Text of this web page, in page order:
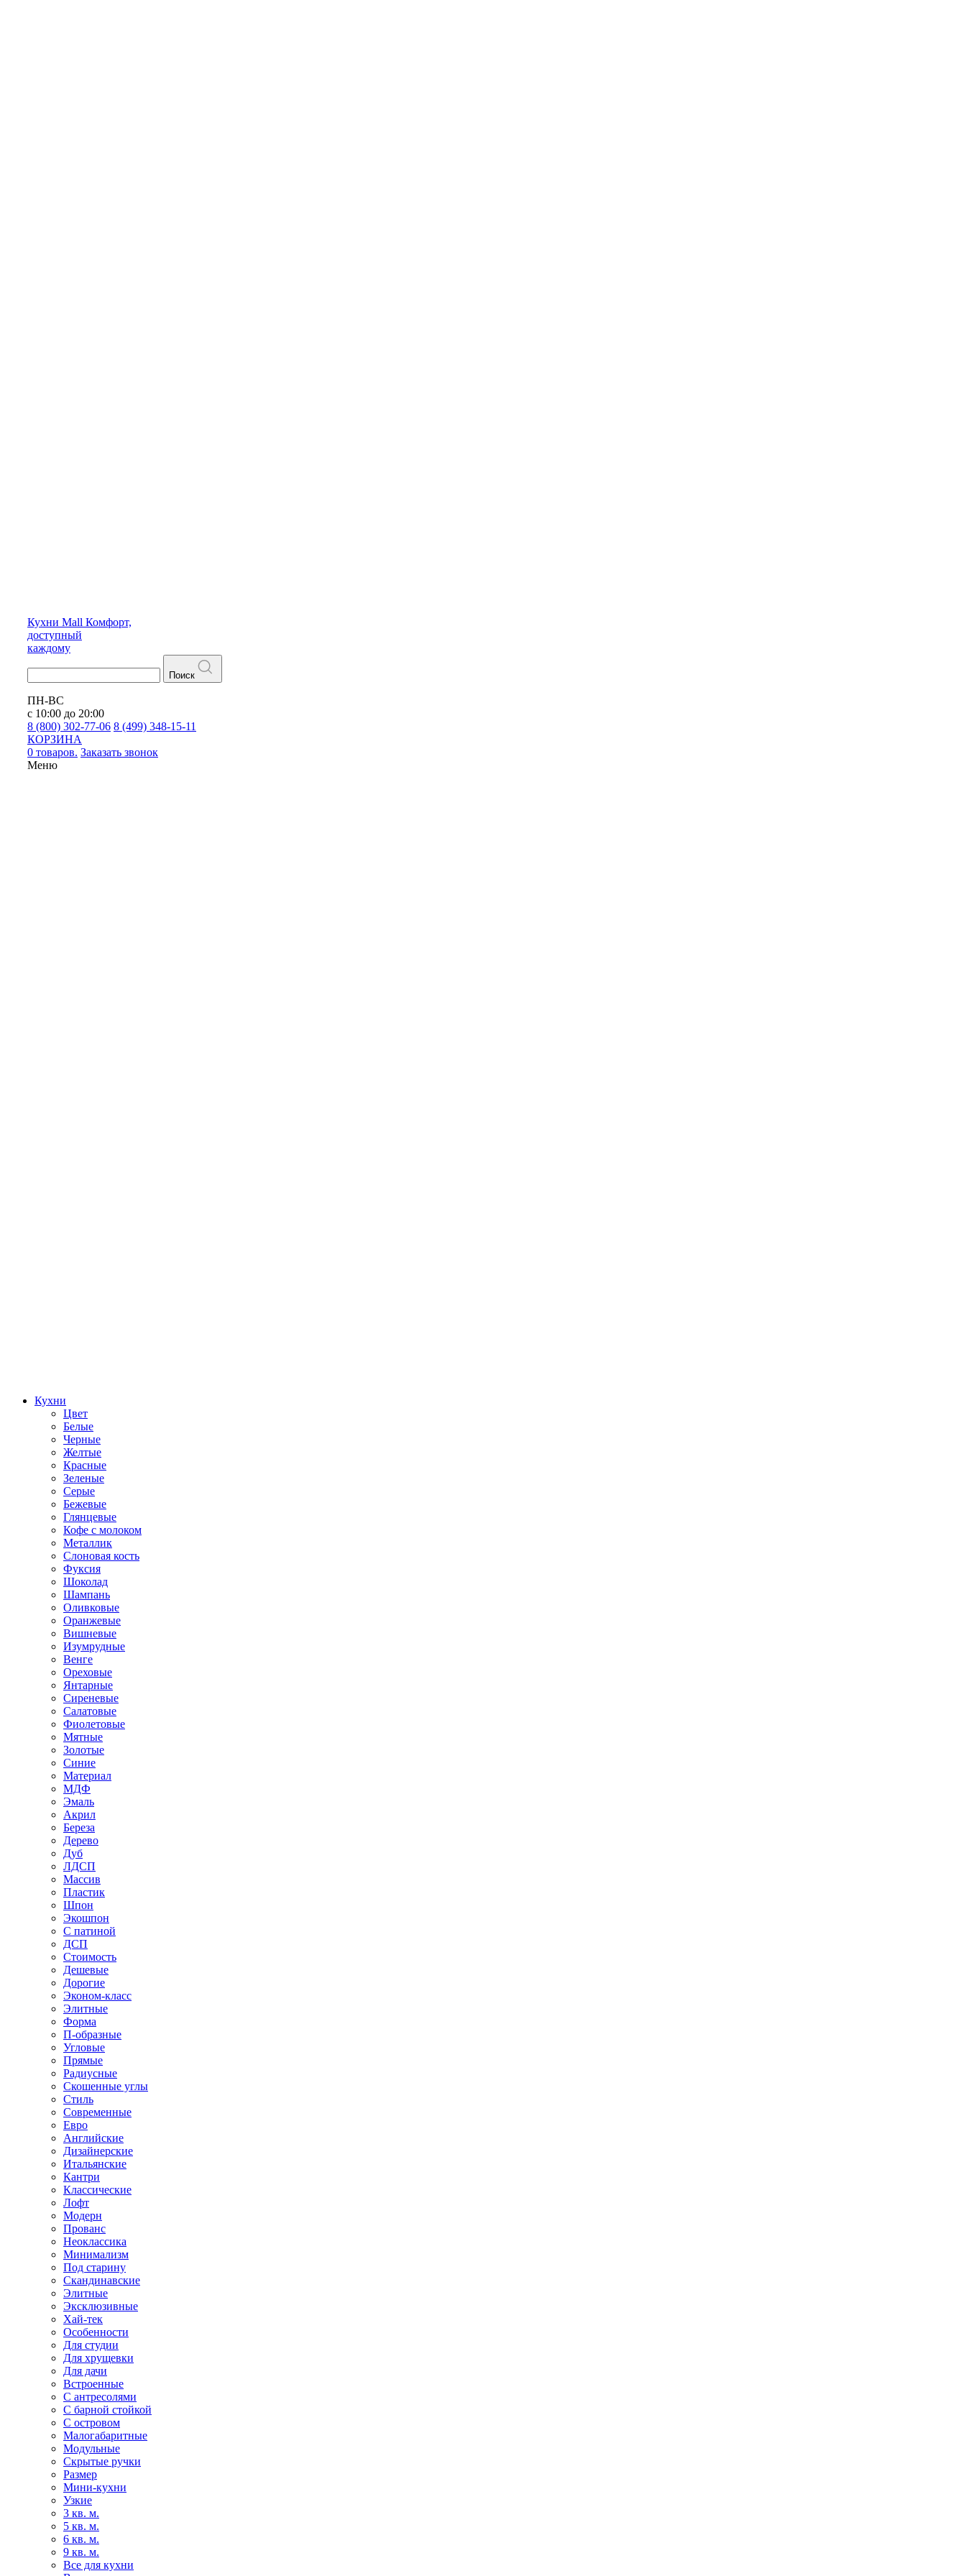
Кухни Mall Комфорт,
доступный
каждому
Поиск
ПН-ВС
с 10:00 до 20:00
8 (800) 302-77-06 8 (499) 348-15-11
КОРЗИНА
0 товаров. Заказать звонок
Меню
Кухни
Цвет
Белые
Черные
Желтые
Красные
Зеленые
Серые
Бежевые
Глянцевые
Кофе с молоком
Металлик
Слоновая кость
Фуксия
Шоколад
Шампань
Оливковые
Оранжевые
Вишневые
Изумрудные
Венге
Ореховые
Янтарные
Сиреневые
Салатовые
Фиолетовые
Мятные
Золотые
Синие
Материал
МДФ
Эмаль
Акрил
Береза
Дерево
Дуб
ЛДСП
Массив
Пластик
Шпон
Экошпон
С патиной
ДСП
Стоимость
Дешевые
Дорогие
Эконом-класс
Элитные
Форма
П-образные
Угловые
Прямые
Радиусные
Скошенные углы
Стиль
Современные
Евро
Английские
Дизайнерские
Итальянские
Кантри
Классические
Лофт
Модерн
Прованс
Неоклассика
Минимализм
Под старину
Скандинавские
Элитные
Эксклюзивные
Хай-тек
Особенности
Для студии
Для хрущевки
Для дачи
Встроенные
С антресолями
С барной стойкой
С островом
Малогабаритные
Модульные
Скрытые ручки
Размер
Мини-кухни
Узкие
3 кв. м.
5 кв. м.
6 кв. м.
9 кв. м.
Все для кухни